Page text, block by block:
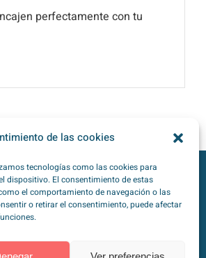
de las cookies
tecnologías como las cookies para
dispositivo. El consentimiento de estas
el comportamiento de navegación o las
o retirar el consentimiento, puede afectar
perfectamente con tu
enRedes Sociales